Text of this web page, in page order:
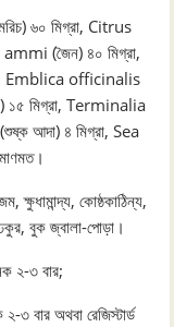
৬০ মিগ্রা, Citrus
(জৈন) ৪০ মিগ্রা,
Emblica officinalis
১৫ মিগ্রা, Terminalia
আদা) ৪ মিগ্রা, Sea
ক্ষুধামান্দ্য, কোষ্ঠকাঠিন্য,
বুক জ্বালা-পোড়া।
২-৩ বার;
৩ বার অথবা রেজিস্টার্ড